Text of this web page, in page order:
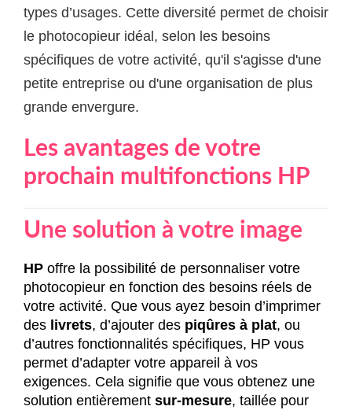
types d’usages. Cette diversité permet de choisir
le photocopieur idéal, selon les besoins
spécifiques de votre activité, qu'il s'agisse d'une
petite entreprise ou d'une organisation de plus
grande envergure.
Les avantages de votre
prochain multifonctions HP
Une solution à votre image
HP offre la possibilité de personnaliser votre
photocopieur en fonction des besoins réels de
votre activité. Que vous ayez besoin d’imprimer
des livrets, d’ajouter des piqûres à plat, ou
d’autres fonctionnalités spécifiques, HP vous
permet d’adapter votre appareil à vos
exigences. Cela signifie que vous obtenez une
solution entièrement sur-mesure, taillée pour